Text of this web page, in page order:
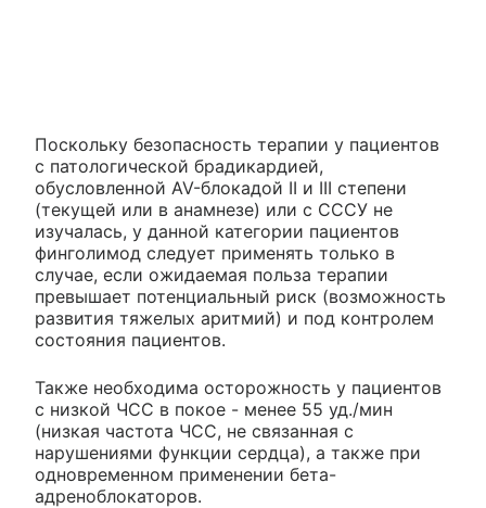
Поскольку безопасность терапии у пациентов
с патологической брадикардией,
обусловленной AV-блокадой II и III степени
(текущей или в анамнезе) или с СССУ не
изучалась, у данной категории пациентов
финголимод следует применять только в
случае, если ожидаемая польза терапии
превышает потенциальный риск (возможность
развития тяжелых аритмий) и под контролем
состояния пациентов.
Также необходима осторожность у пациентов
с низкой ЧСС в покое - менее 55 уд./мин
(низкая частота ЧСС, не связанная с
нарушениями функции сердца), а также при
одновременном применении бета-
адреноблокаторов.